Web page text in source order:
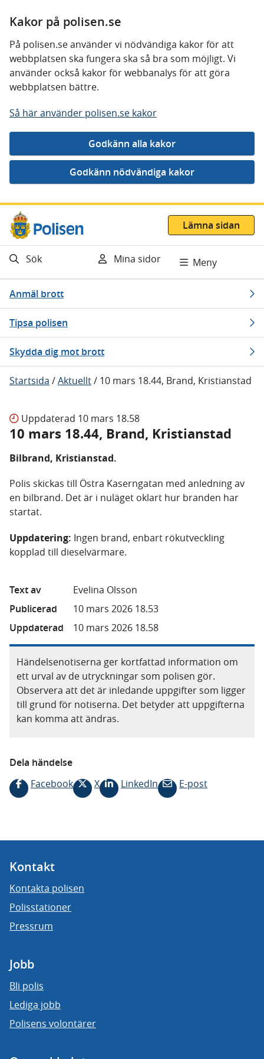
Kakor på polisen.se
På polisen.se använder vi nödvändiga kakor för att
webbplatsen ska fungera ska så bra som möjligt. Vi
använder också kakor för webbanalys för att göra
webbplatsen bättre.
Så här använder polisen.se kakor
Gå direkt till innehåll
Lämna sidan
Sök Mina sidor Meny
Anmäl brott
Tipsa polisen
Skydda dig mot brott
Startsida /Aktuellt/ 10 mars 18.44, Brand, Kristianstad
Uppdaterad 10 mars 18.58
10 mars 18.44, Brand, Kristianstad
Bilbrand, Kristianstad.
Polis skickas till Östra Kaserngatan med anledning av
en bilbrand. Det är i nuläget oklart hur branden har
startat.
Uppdatering: Ingen brand, enbart rökutveckling
kopplad till dieselvärmare.
Text av
Evelina Olsson
Publicerad
10 mars 2026 18.53
Uppdaterad
10 mars 2026 18.58
Händelsenotiserna ger kortfattad information om
ett urval av de utryckningar som polisen gör.
Observera att det är inledande uppgifter som ligger
till grund för notiserna. Det betyder att uppgifterna
kan komma att ändras.
Dela händelse
Facebook
X LinkedIn E-post
Kontakt
Kontakta polisen
Polisstationer
Pressrum
Jobb
Bli polis
Lediga jobb
Polisens volontärer